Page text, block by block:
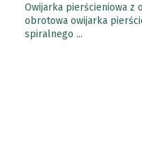
Owijarka pierścieniowa z
obrotowa owijarka
spiralnego ...